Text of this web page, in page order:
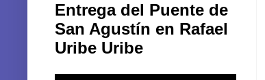
Entrega del Puente de
San Agustín en Rafael
Uribe Uribe